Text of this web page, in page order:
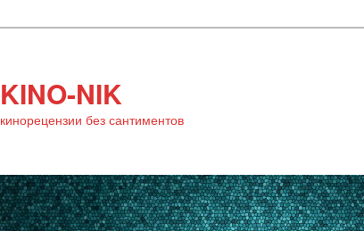
KINO-NIK
кинорецензии без сантиментов